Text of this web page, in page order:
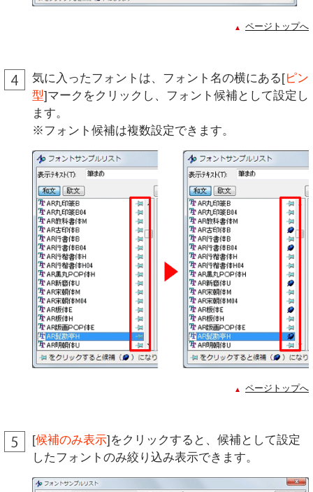
ページトップへ
気に入ったフォントは、フォント名の横にある[ピン
型]マークをクリックし、フォント候補として設定し
ます。
※フォント候補は複数設定できます。
ページトップへ
[候補のみ表示]をクリックすると、候補として設定
したフォントのみ絞り込み表示できます。